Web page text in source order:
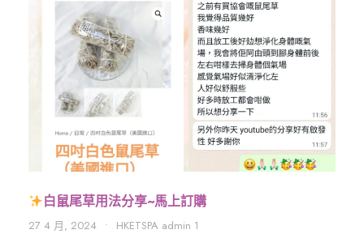
白鼠尾草用法分享~馬上訂購
27 4 月, 2024 • HKETSPA admin 1